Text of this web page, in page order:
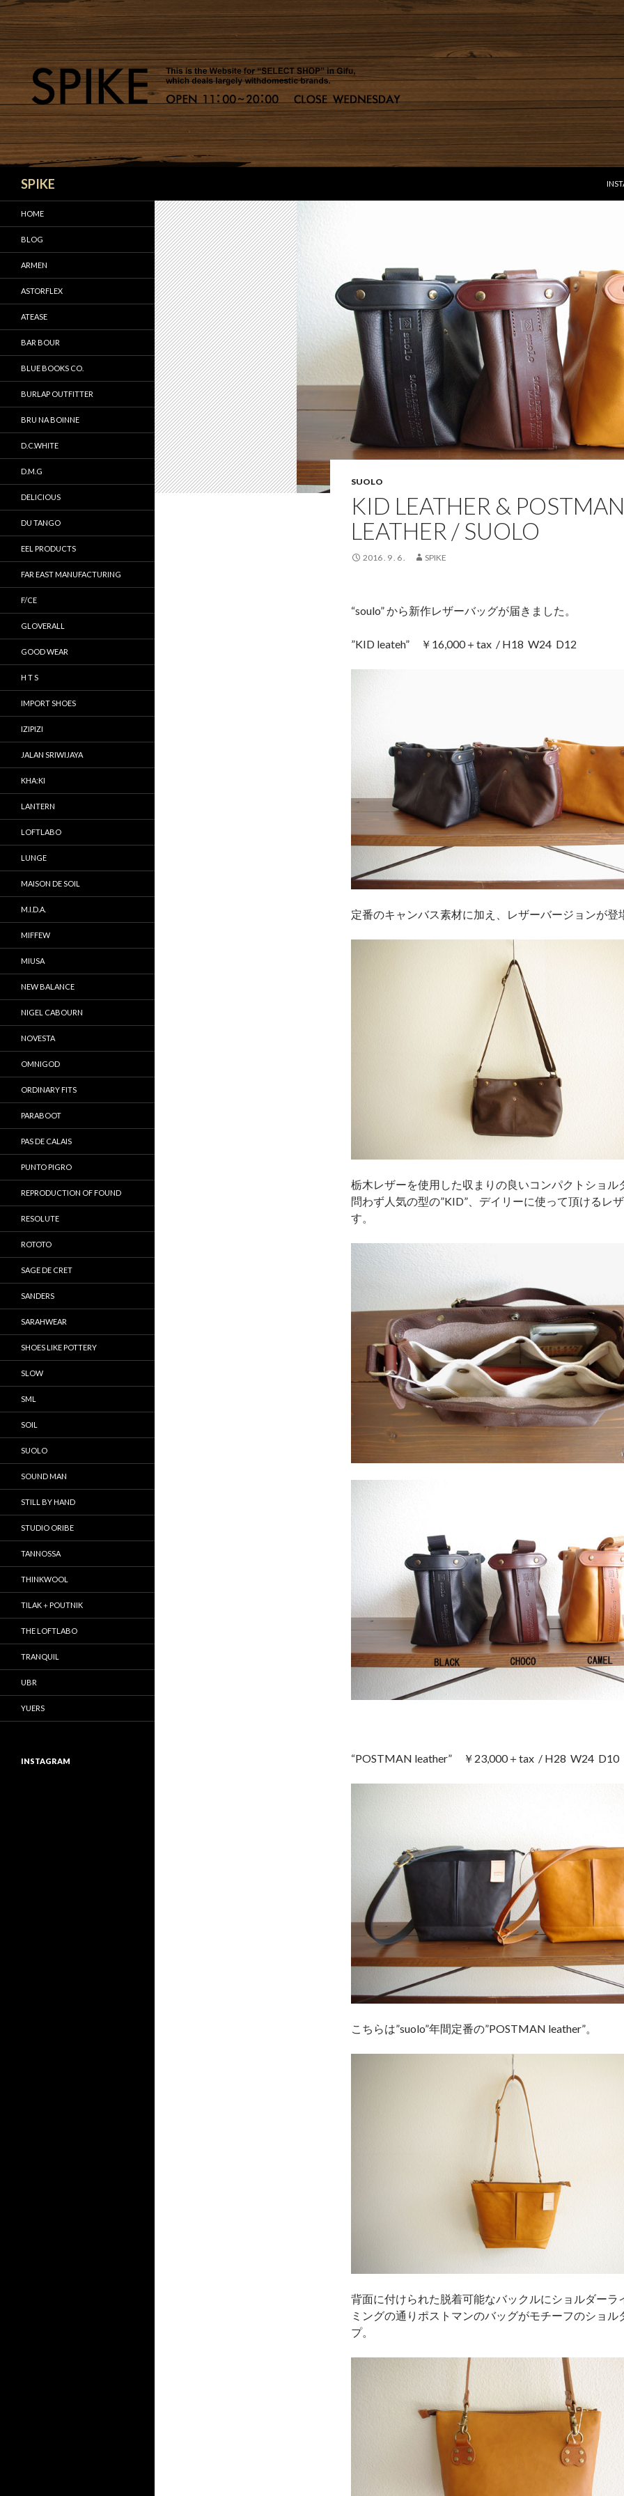
SPIKE
SUOLO
KID LEATHER & POSTMAN
LEATHER / SUOLO
2016 . 9 . 6 . SPIKE
“soulo” から新作レザーバッグが届きました。
”KID leateh” ￥16,000＋tax / H18 W24 D12
定番のキャンバス素材に加え、レザーバージョンが登
栃木レザーを使用した収まりの良いコンパクトショル
問わず人気の型の”KID”、デイリーに使って頂けるレ
す。
“POSTMAN leather” ￥23,000＋tax / H28 W24 D10
こちらは”suolo”年間定番の”POSTMAN leather”。
背面に付けられた脱着可能なバックルにショルダーラ
ミングの通りポストマンのバッグがモチーフのショル
プ。
HOME
BLOG
ARMEN
ASTORFLEX
ATEASE
BAR BOUR
BLUE BOOKS CO.
BURLAP OUTFITTER
BRU NA BOINNE
D.C.WHITE
D.M.G
DELICIOUS
DU TANGO
EEL PRODUCTS
FAR EAST MANUFACTURING
F/CE
GLOVERALL
GOOD WEAR
H T S
IMPORT SHOES
IZIPIZI
JALAN SRIWIJAYA
KHA:KI
LANTERN
LOFTLABO
LUNGE
MAISON DE SOIL
M.I.D.A.
MIFFEW
MIUSA
NEW BALANCE
NIGEL CABOURN
NOVESTA
OMNIGOD
ORDINARY FITS
PARABOOT
PAS DE CALAIS
PUNTO PIGRO
REPRODUCTION OF FOUND
RESOLUTE
ROTOTO
SAGE DE CRET
SANDERS
SARAHWEAR
SHOES LIKE POTTERY
SLOW
SML
SOIL
SUOLO
SOUND MAN
STILL BY HAND
STUDIO ORIBE
TANNOSSA
THINKWOOL
TILAK＋POUTNIK
THE LOFTLABO
TRANQUIL
UBR
YUERS
INSTAGRAM